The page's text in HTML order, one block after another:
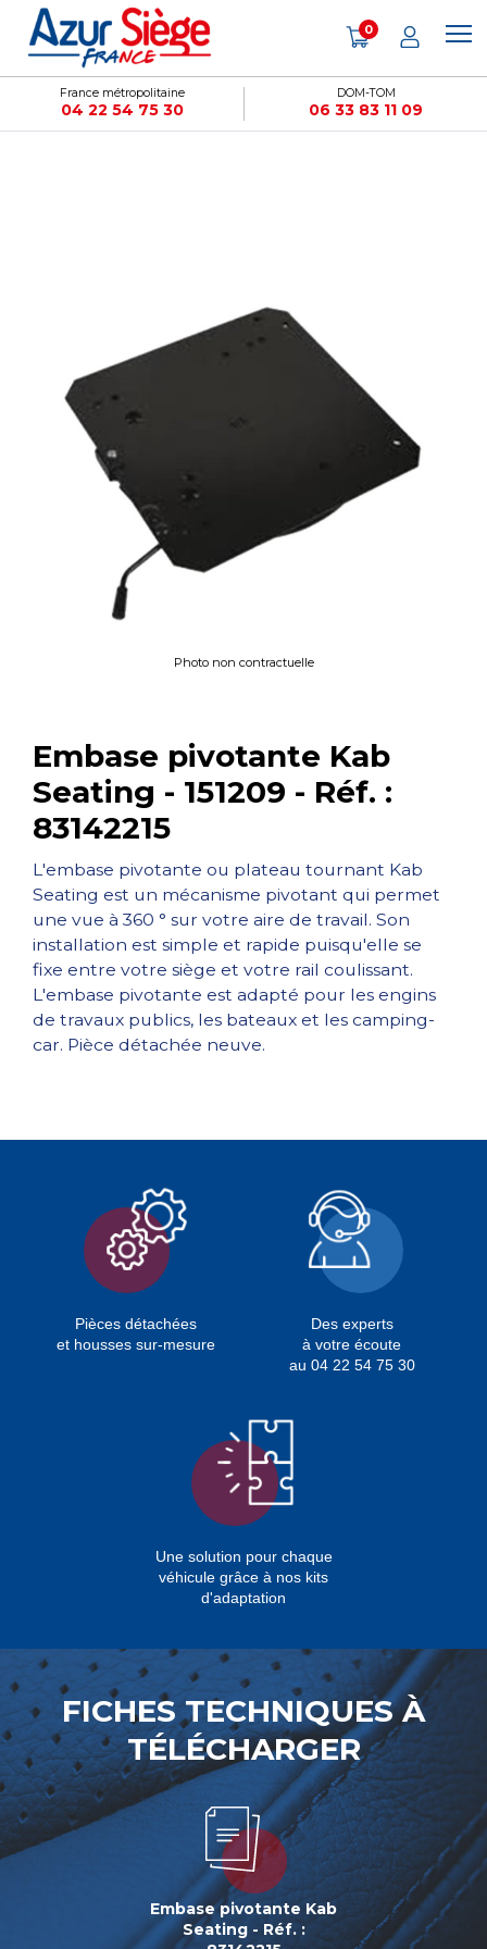
France métropolitaine
04 22 54 75 30
DOM-TOM
06 33 83 11 09
0
Embase pivotante Kab
Seating - 151209 - Réf. :
83142215
L'embase pivotante ou plateau tournant Kab
Seating est un mécanisme pivotant qui permet
une vue à 360 ° sur votre aire de travail. Son
installation est simple et rapide puisqu'elle se
fixe entre votre siège et votre rail coulissant.
L'embase pivotante est adapté pour les engins
de travaux publics, les bateaux et les camping-
car. Pièce détachée neuve.
Photo non contractuelle
Pièces détachées
et housses sur-mesure
Des experts
à votre écoute
au 04 22 54 75 30
Une solution pour chaque
véhicule grâce à nos kits
d'adaptation
FICHES TECHNIQUES À
TÉLÉCHARGER
Embase pivotante Kab
Seating - Réf. :
Panneau de gestion des cookies